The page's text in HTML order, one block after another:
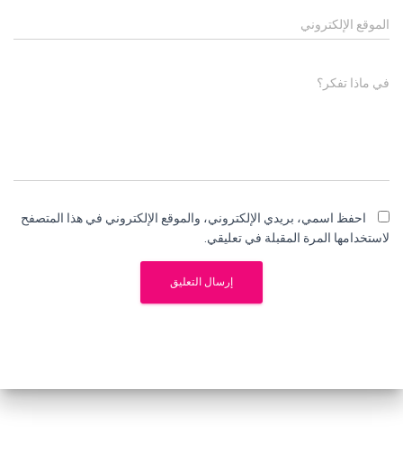
الموقع الإلكتروني
في ماذا تفكر؟
احفظ اسمي، بريدي الإلكتروني، والموقع الإلكتروني في هذا المتصفح
لاستخدامها المرة المقبلة في تعليقي.